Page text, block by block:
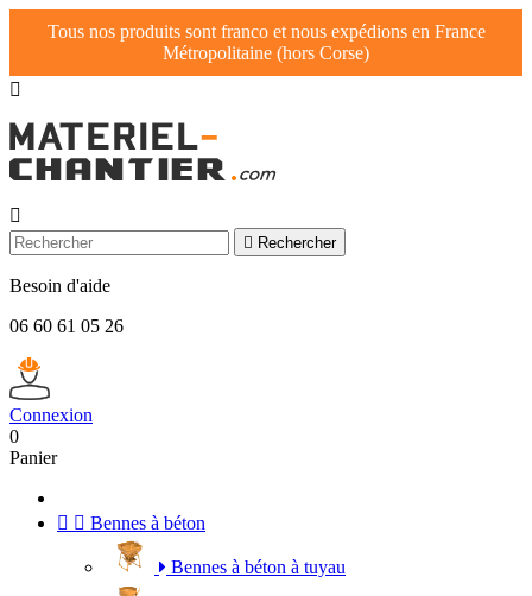
Tous nos produits sont franco et nous expédions en France
Métropolitaine (hors Corse)


 Rechercher
Besoin d'aide
06 60 61 05 26
Connexion
0
Panier
  Bennes à béton
Bennes à béton à tuyau